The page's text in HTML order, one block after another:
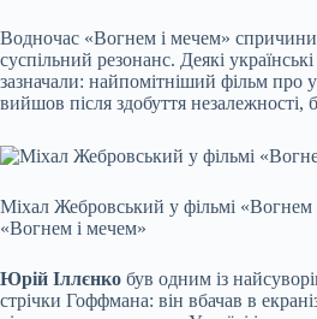
Водночас «Вогнем і мечем»
суспільний резонанс. Деякі українські
зазначали: найпомітніший фільм про
вийшов після здобуття незалежності,
Міхал Жебровський у фільмі «Вогнем
«Вогнем і мечем»
Юрій Іллєнко був одним із
стрічки Гоффмана: він вбачав в